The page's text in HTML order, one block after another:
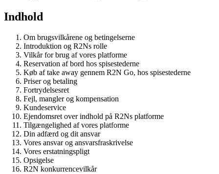
Indhold
Om brugsvilkårene og betingelserne
Introduktion og R2Ns rolle
Vilkår for brug af vores platforme
Reservation af bord hos spisestederne
Køb af take away gennem R2N Go, hos spisestederne
Priser og betaling
Fortrydelsesret
Fejl, mangler og kompensation
Kundeservice
Ejendomsret over indhold på R2Ns platforme
Tilgængelighed af vores platforme
Din adfærd og dit ansvar
Vores ansvar og ansvarsfraskrivelse
Vores erstatningspligt
Opsigelse
R2N konkurrencevilkår